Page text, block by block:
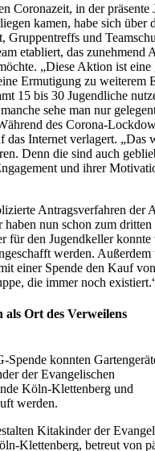
Coronazeit, in der präsente
kamen, habe sich über
Gruppentreffs und
etabliert, das zunehmend
„Diese Aktion ist eine
Ermutigung zu weiterem
15 bis 30 Jugendliche
sehe man nur
des Corona-
das Internet verlagert. „Das
Denn die sind auch
und ihrer
Antragsverfahren der
haben nun schon zum
für den Jugendkeller konnte
werden. Außerdem
einer Spende den Kauf
die immer noch
als Ort des Verweilens
Spende konnten
der Evangelischen
Köln-Klettenberg und
werden.
Kitakinder der
Klettenberg, betreut von